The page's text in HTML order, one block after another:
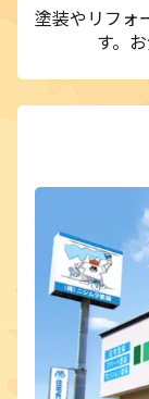
塗装やリフォ
す。